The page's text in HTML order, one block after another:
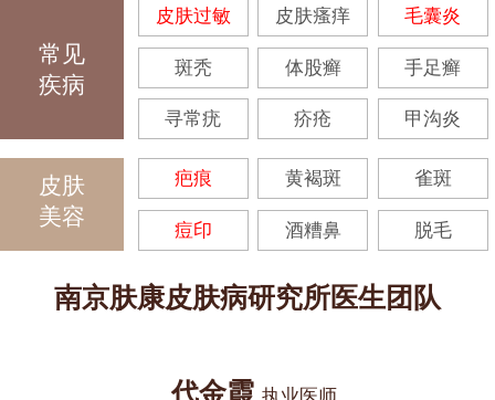
常见
疾病
皮肤过敏 皮肤瘙痒 毛囊炎
斑秃 体股癣 手足癣
寻常疣 疥疮 甲沟炎
皮肤
美容
疤痕 黄褐斑 雀斑
痘印 酒糟鼻 脱毛
南京肤康皮肤病研究所医生团队
代金霞